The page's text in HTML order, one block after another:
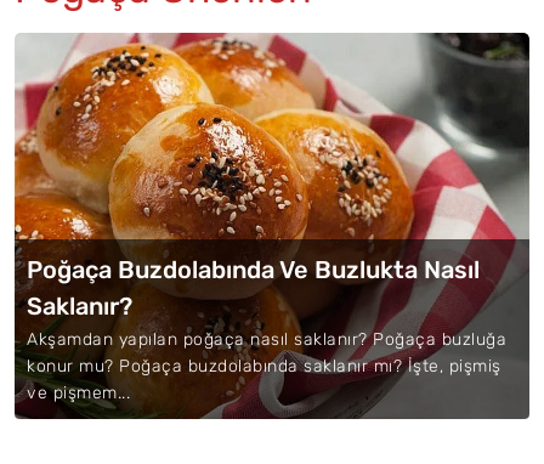
Poğaça Buzdolabında Ve Buzlukta Nasıl
Saklanır?
Akşamdan yapılan poğaça nasıl saklanır? Poğaça buzluğa
konur mu? Poğaça buzdolabında saklanır mı? İşte, pişmiş
ve pişmem...